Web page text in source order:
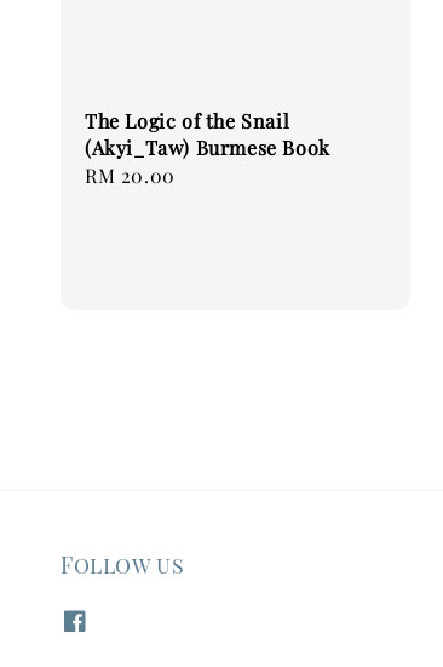
The Logic of the Snail
(Akyi_Taw) Burmese Book
Regular
RM 20.00
Follow us